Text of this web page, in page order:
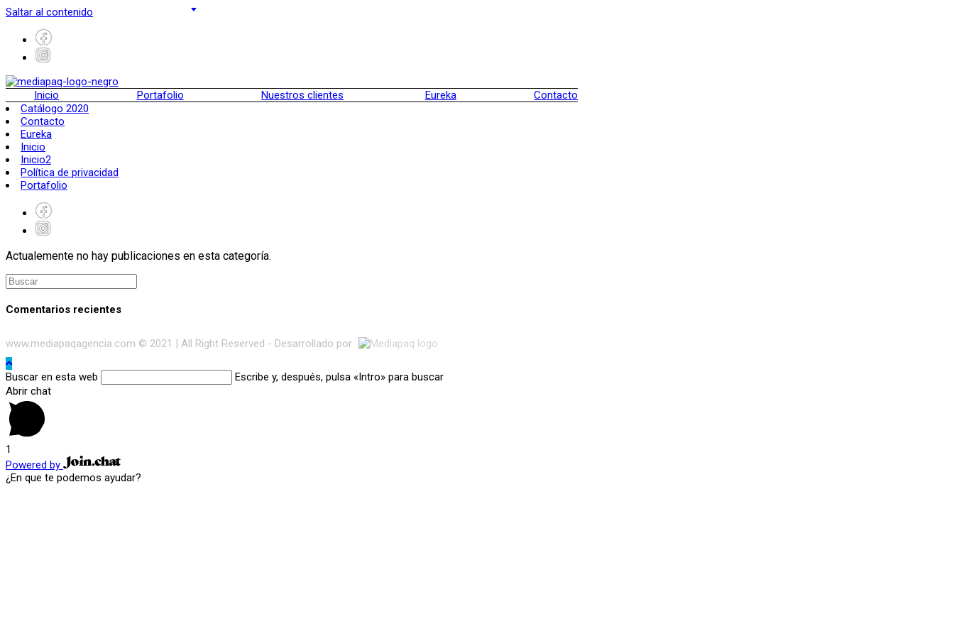
Saltar al contenido
Inicio Portafolio Nuestros clientes Eureka
Contacto
Catálogo 2020
Contacto
Eureka
Inicio
Inicio2
Política de privacidad
Portafolio
Actualemente no hay publicaciones en esta categoría.
Comentarios recientes
www.mediapaqagencia.com © 2021 | All Right Reserved - Desarrollado por
Buscar en esta web
Escribe y, después, pulsa «Intro» para buscar
Abrir chat
1
Powered by
¿En que te podemos ayudar?